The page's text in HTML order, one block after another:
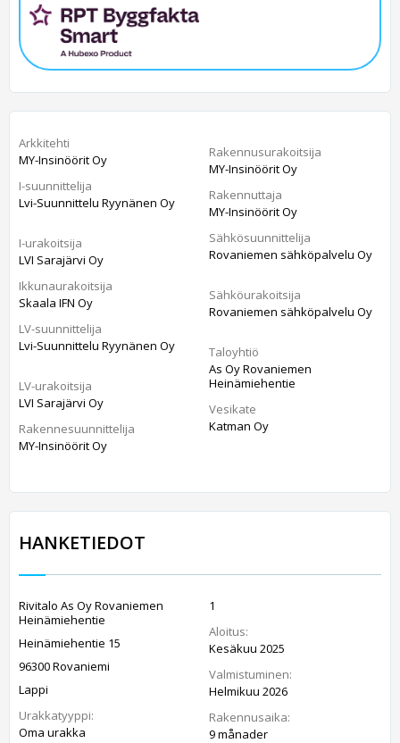
Arkkitehti
MY-Insinöörit Oy
I-suunnittelija
Lvi-Suunnittelu Ryynänen Oy
I-urakoitsija
LVI Sarajärvi Oy
Ikkunaurakoitsija
Skaala IFN Oy
LV-suunnittelija
Lvi-Suunnittelu Ryynänen Oy
LV-urakoitsija
LVI Sarajärvi Oy
Rakennesuunnittelija
MY-Insinöörit Oy
Rakennusurakoitsija
MY-Insinöörit Oy
Rakennuttaja
MY-Insinöörit Oy
Sähkösuunnittelija
Rovaniemen sähköpalvelu Oy
Sähköurakoitsija
Rovaniemen sähköpalvelu Oy
Taloyhtiö
As Oy Rovaniemen
Heinämiehentie
Vesikate
Katman Oy
HANKETIEDOT
Rivitalo As Oy Rovaniemen
Heinämiehentie
Heinämiehentie 15
96300 Rovaniemi
Lappi
Urakkatyyppi:
Oma urakka
1
Aloitus:
Kesäkuu 2025
Valmistuminen:
Helmikuu 2026
Rakennusaika:
9 månader